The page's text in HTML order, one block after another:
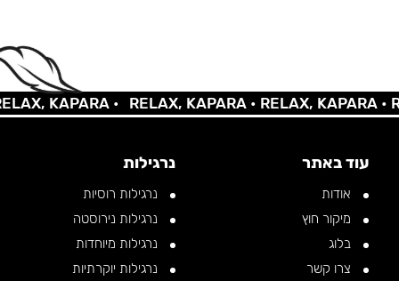
KAPARA • RELAX, KAPARA •RELAX, KAPARA •
עוד באתר
אודות
מיקור חוץ
בלוג
צרו קשר
נרגילות
נרגילות רוסיות
נרגילות נירוסטה
נרגילות מיוחדות
נרגילות יוקרתיות